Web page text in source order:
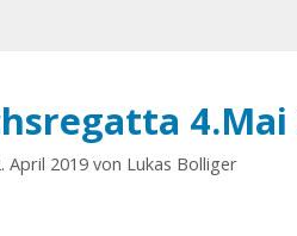
4.Mai
April 2019 von Lukas Bolliger